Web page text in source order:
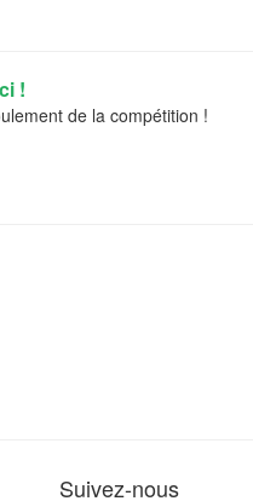
!
de la compétition !
Suivez-nous